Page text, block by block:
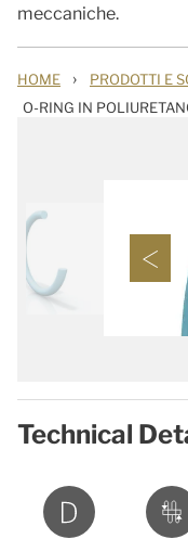
meccaniche.
HOME › PRODOTTI E
O-RING IN
Technical